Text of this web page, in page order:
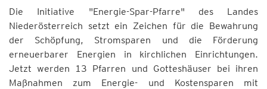
Die Initiative "Energie-Spar-Pfarre" des Landes
Niederösterreich setzt ein Zeichen für die Bewahrung
der Schöpfung, Stromsparen und die Förderung
erneuerbarer Energien in kirchlichen Einrichtungen.
Jetzt werden 13 Pfarren und Gotteshäuser bei ihren
Maßnahmen zum Energie- und Kostensparen mit